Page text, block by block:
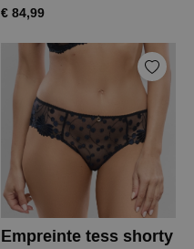
€ 84,99
Empreinte tess shorty